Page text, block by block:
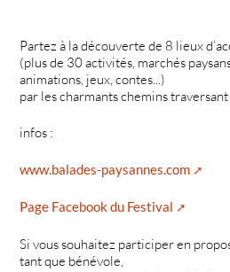
Partez à la découverte de 8 lieux
(plus de 30 activités, marchés
animations, jeux, contes...)
par les charmants chemins
infos :
www.balades-paysannes.com
Page Facebook du Festival
Si vous souhaitez participer en
tant que bénévole,